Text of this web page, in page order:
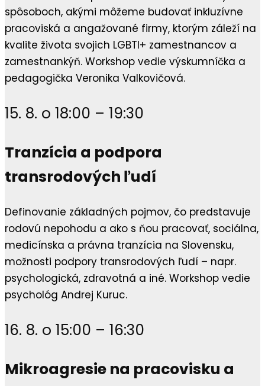
spôsoboch, akými môžeme budovať inkluzívne
pracoviská a angažované firmy, ktorým záleží na
kvalite života svojich LGBTI+ zamestnancov a
zamestnankýň. Workshop vedie výskumníčka a
pedagogička Veronika Valkovičová.
15. 8. o 18:00 – 19:30
Tranzícia a podpora
transrodových ľudí
Definovanie základných pojmov, čo predstavuje
rodovú nepohodu a ako s ňou pracovať, sociálna,
medicínska a právna tranzícia na Slovensku,
možnosti podpory transrodových ľudí – napr.
psychologická, zdravotná a iné. Workshop vedie
psychológ Andrej Kuruc.
16. 8. o 15:00 – 16:30
Mikroagresie na pracovisku a